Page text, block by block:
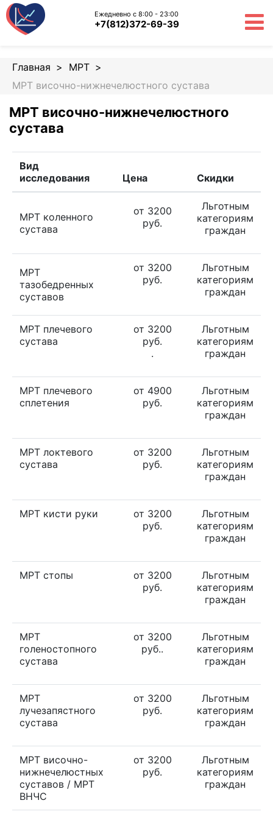
Ежедневно с 8:00 - 23:00
+7(812)372-69-39
Главная
МРТ
МРТ височно-нижнечелюстного сустава
МРТ височно-нижнечелюстного
сустава
Вид
исследования
Цена Скидки
МРТ коленного
сустава
от 3200
руб.
Льготным
категориям
граждан
МРТ
тазобедренных
суставов
от 3200
руб.
Льготным
категориям
граждан
МРТ плечевого
сустава
от 3200
руб.
.
Льготным
категориям
граждан
МРТ плечевого
сплетения
от 4900
руб.
Льготным
категориям
граждан
МРТ локтевого
сустава
от 3200
руб.
Льготным
категориям
граждан
МРТ кисти руки
от 3200
руб.
Льготным
категориям
граждан
МРТ стопы
от 3200
руб.
Льготным
категориям
граждан
МРТ
голеностопного
сустава
от 3200
руб..
Льготным
категориям
граждан
МРТ
лучезапястного
сустава
от 3200
руб.
Льготным
категориям
граждан
МРТ височно-
нижнечелюстных
суставов / МРТ
ВНЧС
от 3200
руб.
Льготным
категориям
граждан